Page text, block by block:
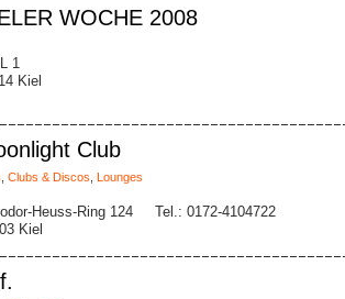
WOCHE 2008
1
Kiel
Club
Clubs & Discos Lounges
Heuss-Ring 124
Kiel
Tel.: 0172-4104722